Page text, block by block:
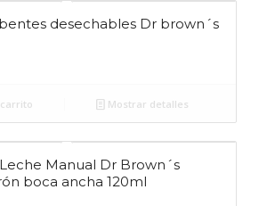
desechables Dr brown´s
Mostrar detalles
Manual Dr Brown´s
boca ancha 120ml